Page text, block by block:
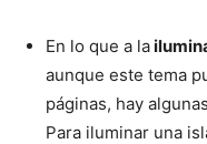
En lo que a la
aunque este tema
páginas, hay
Para iluminar una